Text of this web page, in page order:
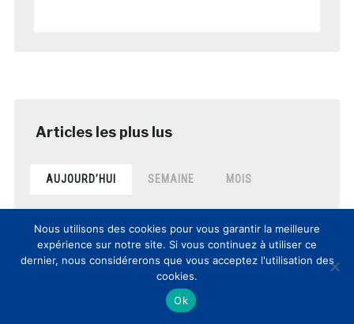
AUJOURD’HUI SEMAINE MOIS
Culture et Innovation(s): comptes-
rendus et vidéos de la journée
posté le 12 mars 2017
Nous utilisons des cookies pour vous garantir la meilleure
expérience sur notre site. Si vous continuez à utiliser ce
dernier, nous considérerons que vous acceptez l'utilisation des
cookies.
Ok